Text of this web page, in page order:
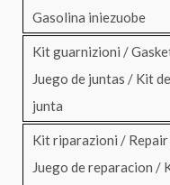
Gasolina iniezuobe
Kit guarnizioni /
Juego de juntas / Kit
junta
Kit riparazioni /
Juego de reparacion /